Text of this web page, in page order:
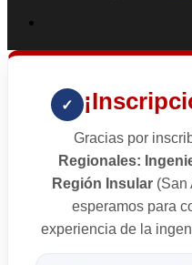
✓
Gracias por
Regionales:
Región Insular (San
esperamos para
experiencia de la